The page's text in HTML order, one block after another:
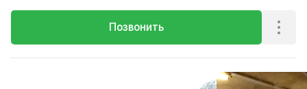
Позвонить